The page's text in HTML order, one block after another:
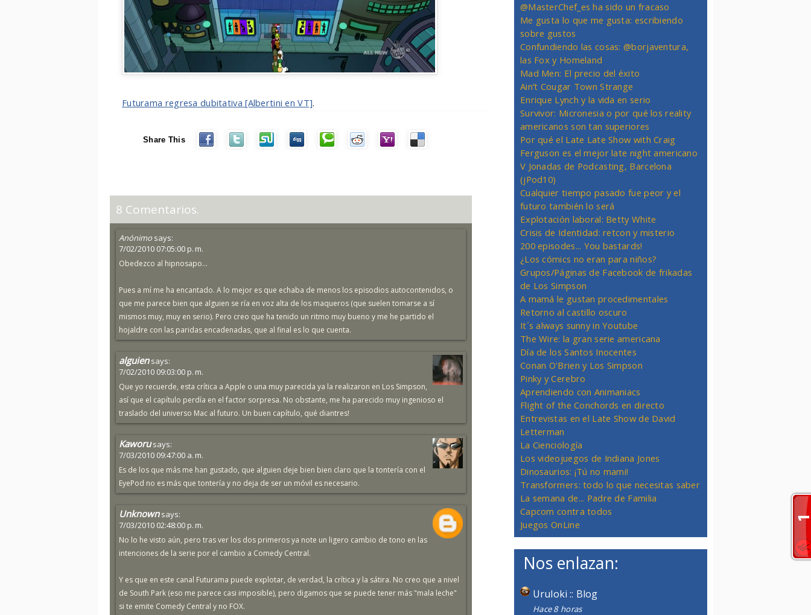
Futurama regresa dubitativa [Albertini en VT].
Share This
8 Comentarios.
Anónimo says:
7/02/2010 07:05:00 p. m.
Obedezco al hipnosapo...
Pues a mí me ha encantado. A lo mejor es que echaba de menos los episodios autocontenidos, o
que me parece bien que alguien se ría en voz alta de los maqueros (que suelen tomarse a sí
mismos muy, muy en serio). Pero creo que ha tenido un ritmo muy bueno y me he partido el
hojaldre con las paridas encadenadas, que al final es lo que cuenta.
alguien says:
7/02/2010 09:03:00 p. m.
Que yo recuerde, esta crítica a Apple o una muy parecida ya la realizaron en Los Simpson,
así que el capítulo perdía en el factor sorpresa. No obstante, me ha parecido muy ingenioso el
traslado del universo Mac al futuro. Un buen capítulo, qué diantres!
Kaworu says:
7/03/2010 09:47:00 a. m.
Es de los que más me han gustado, que alguien deje bien bien claro que la tontería con el
EyePod no es más que tontería y no deja de ser un móvil es necesario.
Unknown says:
7/03/2010 02:48:00 p. m.
No lo he visto aún, pero tras ver los dos primeros ya note un ligero cambio de tono en las
intenciones de la serie por el cambio a Comedy Central.
Y es que en este canal Futurama puede explotar, de verdad, la crítica y la sátira. No creo que a nivel
de South Park (eso me parece casi imposible), pero digamos que se puede tener más "mala leche"
si te emite Comedy Central y no FOX.
@MasterChef_es ha sido un fracaso
Me gusta lo que me gusta: escribiendo
sobre gustos
Confundiendo las cosas: @borjaventura,
las Fox y Homeland
Mad Men: El precio del éxito
Ain’t Cougar Town Strange
Enrique Lynch y la vida en serio
Survivor: Micronesia o por qué los reality
americanos son tan superiores
Por qué el Late Late Show with Craig
Ferguson es el mejor late night americano
V Jonadas de Podcasting, Barcelona
(jPod10)
Cualquier tiempo pasado fue peor y el
futuro también lo será
Explotación laboral: Betty White
Crisis de Identidad: retcon y misterio
200 episodes... You bastards!
¿Los cómics no eran para niños?
Grupos/Páginas de Facebook de frikadas
de Los Simpson
A mamá le gustan procedimentales
Retorno al castillo oscuro
It´s always sunny in Youtube
The Wire: la gran serie americana
Día de los Santos Inocentes
Conan O'Brien y Los Simpson
Pinky y Cerebro
Aprendiendo con Animaniacs
Flight of the Conchords en directo
Entrevistas en el Late Show de David
Letterman
La Cienciología
Los videojuegos de Indiana Jones
Dinosaurios: ¡Tú no mami!
Transformers: todo lo que necesitas saber
La semana de... Padre de Familia
Capcom contra todos
Juegos OnLine
Nos enlazan:
Uruloki :: Blog
Hace 8 horas